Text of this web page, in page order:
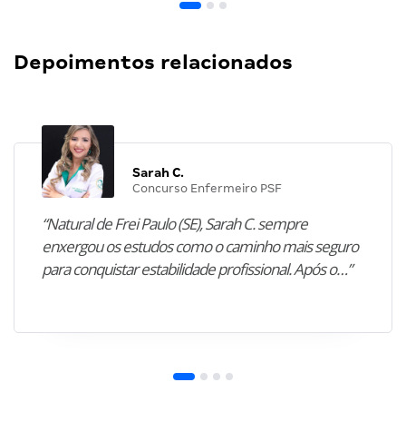
Depoimentos relacionados
Sarah C.
Concurso Enfermeiro PSF
“Natural de Frei Paulo (SE), Sarah C. sempre
enxergou os estudos como o caminho mais seguro
para conquistar estabilidade profissional. Após o…”